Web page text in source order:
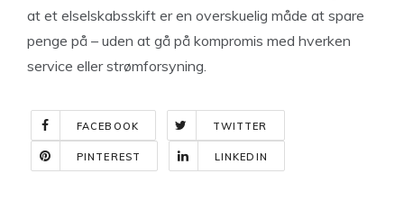
at et elselskabsskift er en overskuelig måde at spare
penge på – uden at gå på kompromis med hverken
service eller strømforsyning.
FACEBOOK TWITTER
PINTEREST LINKEDIN